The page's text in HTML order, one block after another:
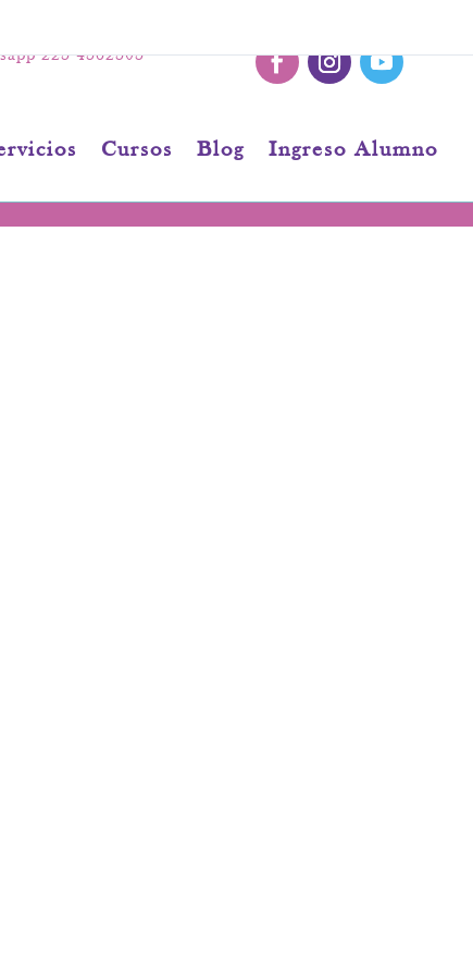
223 4362303
Cursos Blog Ingreso Alumno